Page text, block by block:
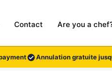
Contact Are you a
Annulation gratuite